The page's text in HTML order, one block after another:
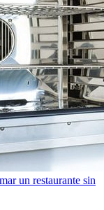
un restaurante sin